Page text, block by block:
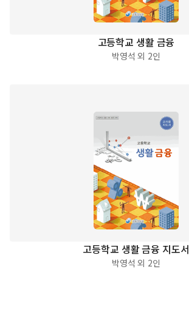
고등학교 생활 금융
박영석 외 2인
고등학교 생활 금융 지도서
박영석 외 2인